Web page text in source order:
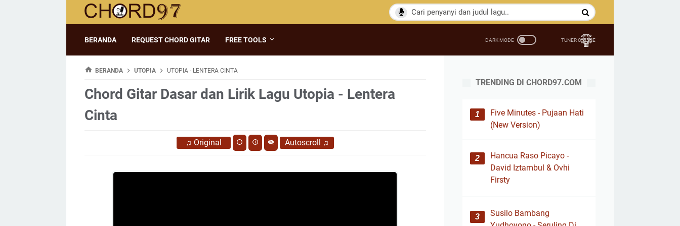
BERANDA REQUEST CHORD GITAR FREE TOOLS
BERANDA UTOPIA UTOPIA - LENTERA CINTA
Chord Gitar Dasar dan Lirik Lagu Utopia - Lentera
Cinta
♫ Original Autoscroll ♫
TRENDING DI CHORD97.COM
Five Minutes - Pujaan Hati
(New Version)
Hancua Raso Picayo -
David Iztambul & Ovhi
Firsty
Susilo Bambang